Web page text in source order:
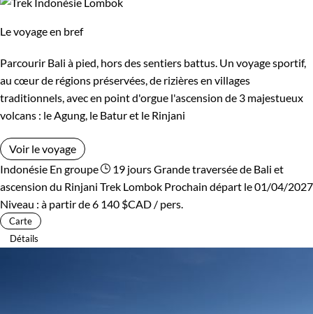
Le voyage en bref
Parcourir Bali à pied, hors des sentiers battus. Un voyage sportif,
au cœur de régions préservées, de rizières en villages
traditionnels, avec en point d'orgue l'ascension de 3 majestueux
volcans : le Agung, le Batur et le Rinjani
Voir le voyage
Indonésie En groupe 19 joursGrande traversée de Bali et
ascension du Rinjani Trek Lombok Prochain départ le 01/04/2027
Niveau : à partir de6 140 $CAD / pers.
Carte
Détails